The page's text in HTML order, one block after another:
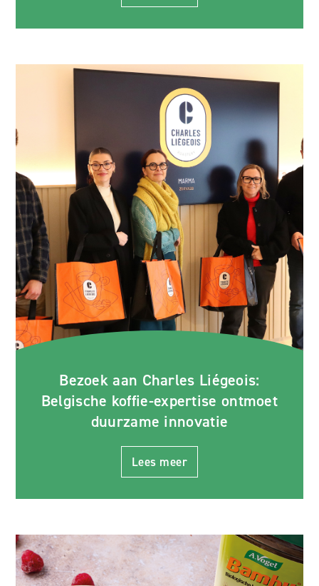
Bezoek aan Charles Liégeois:
Belgische koffie-expertise ontmoet
duurzame innovatie
Lees meer